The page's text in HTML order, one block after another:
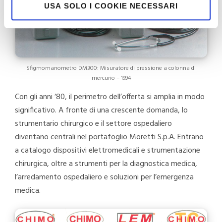
USA SOLO I COOKIE NECESSARI
Sfigmomanometro DM300: Misuratore di pressione a colonna di
mercurio – 1994
Con gli anni ‘80, il perimetro dell’offerta si amplia in modo
significativo. A fronte di una crescente domanda, lo
strumentario chirurgico e il settore ospedaliero
diventano centrali nel portafoglio Moretti S.p.A. Entrano
a catalogo dispositivi elettromedicali e strumentazione
chirurgica, oltre a strumenti per la diagnostica medica,
l’arredamento ospedaliero e soluzioni per l’emergenza
medica.